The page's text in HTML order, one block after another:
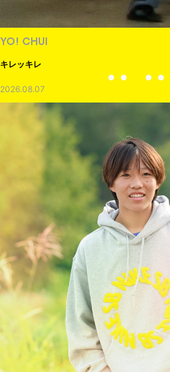
YO! CHUI
キレッキレ
2026.08.07